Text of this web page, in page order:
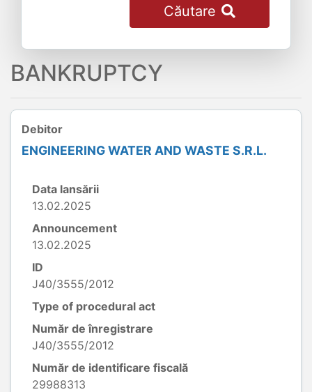
Căutare
BANKRUPTCY
Debitor
ENGINEERING WATER AND WASTE S.R.L.
Data lansării
13.02.2025
Announcement
13.02.2025
ID
J40/3555/2012
Type of procedural act
Număr de înregistrare
J40/3555/2012
Număr de identificare fiscală
29988313